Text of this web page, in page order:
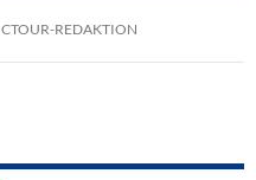
CTOUR-REDAKTION